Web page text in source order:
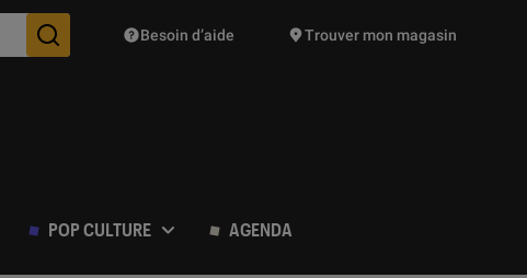
Des suggestions de produits vont vous être proposées
Besoin d’aide Trouver mon magasin
POP CULTURE AGENDA